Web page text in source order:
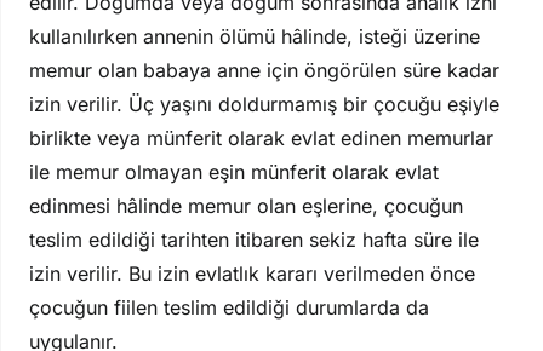
kullanılırken annenin ölümü hâlinde, isteği üzerine
memur olan babaya anne için öngörülen süre kadar
izin verilir. Üç yaşını doldurmamış bir çocuğu eşiyle
birlikte veya münferit olarak evlat edinen memurlar
ile memur olmayan eşin münferit olarak evlat
edinmesi hâlinde memur olan eşlerine, çocuğun
teslim edildiği tarihten itibaren sekiz hafta süre ile
izin verilir. Bu izin evlatlık kararı verilmeden önce
çocuğun fiilen teslim edildiği durumlarda da
uygulanır.